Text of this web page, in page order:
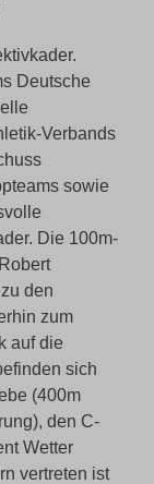
Deutsche
Verbands
sowie
Die 100m-
den
zum
auf die
sich
(400m
den C-
Wetter
vertreten ist